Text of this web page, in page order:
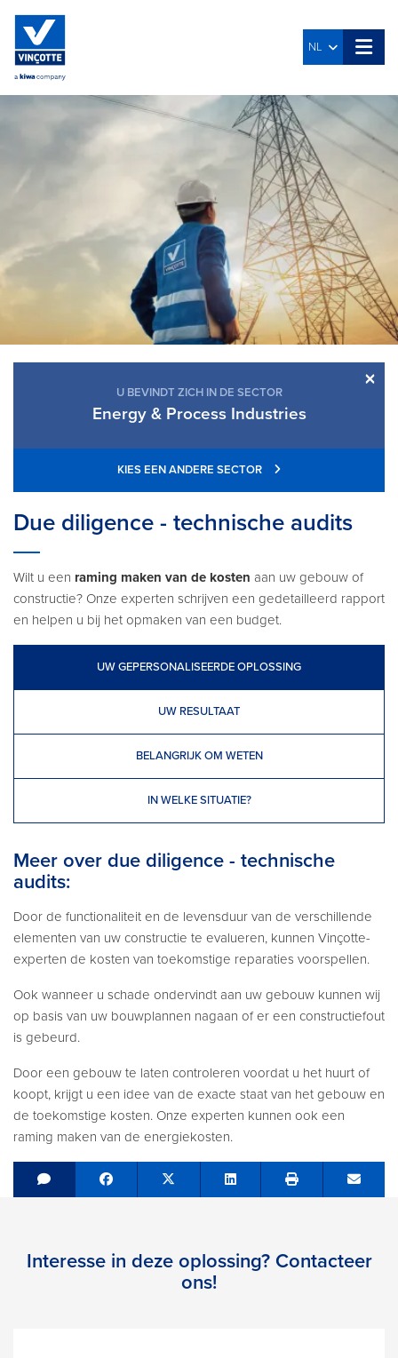
NL
×
U BEVINDT ZICH IN DE SECTOR
Energy & Process Industries
KIES EEN ANDERE SECTOR
Due diligence - technische audits
Wilt u een raming maken van de kosten aan uw gebouw of
constructie? Onze experten schrijven een gedetailleerd rapport
en helpen u bij het opmaken van een budget.
UW GEPERSONALISEERDE OPLOSSING
UW RESULTAAT
BELANGRIJK OM WETEN
IN WELKE SITUATIE?
Meer over due diligence - technische
audits:
Door de functionaliteit en de levensduur van de verschillende
elementen van uw constructie te evalueren, kunnen Vinçotte-
experten de kosten van toekomstige reparaties voorspellen.
Ook wanneer u schade ondervindt aan uw gebouw kunnen wij
op basis van uw bouwplannen nagaan of er een constructiefout
is gebeurd.
Door een gebouw te laten controleren voordat u het huurt of
koopt, krijgt u een idee van de exacte staat van het gebouw en
de toekomstige kosten. Onze experten kunnen ook een
raming maken van de energiekosten.
Share on Facebook
Tweet Share on LinkedIn Send
Interesse in deze oplossing? Contacteer
ons!